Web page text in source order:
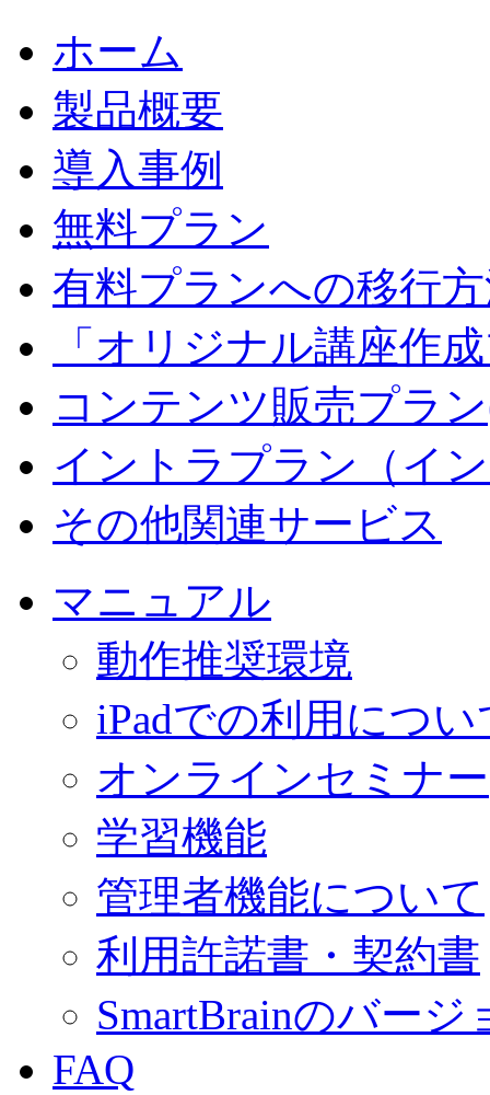
ホーム
製品概要
導入事例
無料プラン
有料プランへの移行
「オリジナル講座作
コンテンツ販売プラ
イントラプラン（イ
その他関連サービス
マニュアル
動作推奨環境
iPadでの利用につい
オンラインセミナー
学習機能
管理者機能について
利用許諾書・契約書
SmartBrainのバー
FAQ